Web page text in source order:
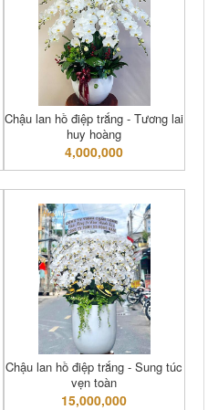
Chậu lan hồ điệp trắng - Tương lai
huy hoàng
4,000,000
Chậu lan hồ điệp trắng - Sung túc
vẹn toàn
15,000,000